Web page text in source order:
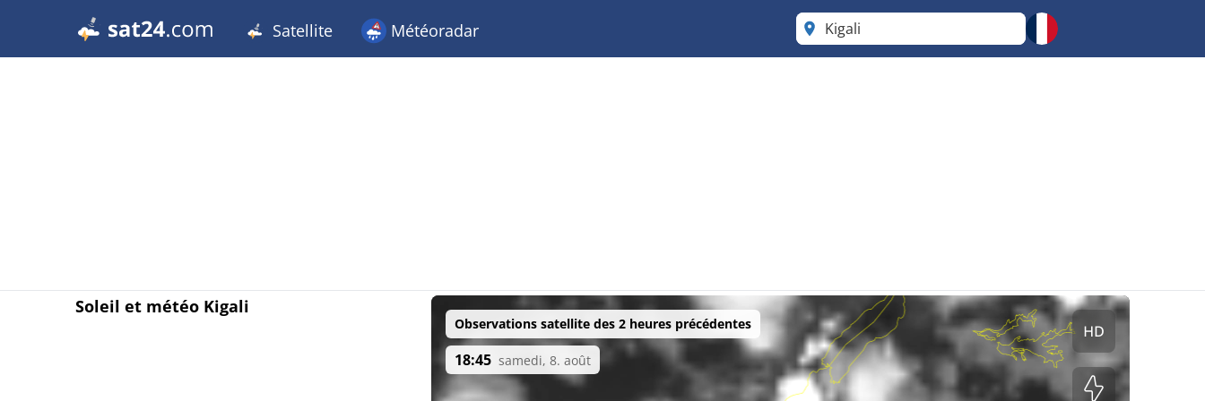
Satellite Météoradar Kigali
Soleil et météo Kigali
Observations satellite des 2 heures précédentes
18:45 samedi, 8. août